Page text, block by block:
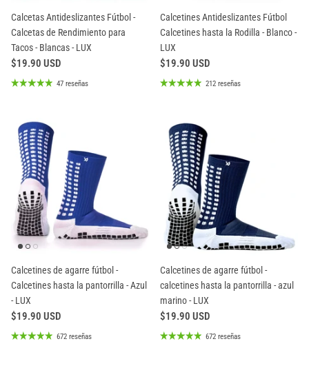
Calcetas Antideslizantes Fútbol -
Calcetas de Rendimiento para
Tacos - Blancas - LUX
$19.90 USD
47 reseñas
Calcetines Antideslizantes Fútbol
Calcetines hasta la Rodilla - Blanco -
LUX
$19.90 USD
212 reseñas
Calcetines de agarre fútbol -
Calcetines hasta la pantorrilla - Azul
- LUX
$19.90 USD
672 reseñas
Calcetines de agarre fútbol -
calcetines hasta la pantorrilla - azul
marino - LUX
$19.90 USD
672 reseñas